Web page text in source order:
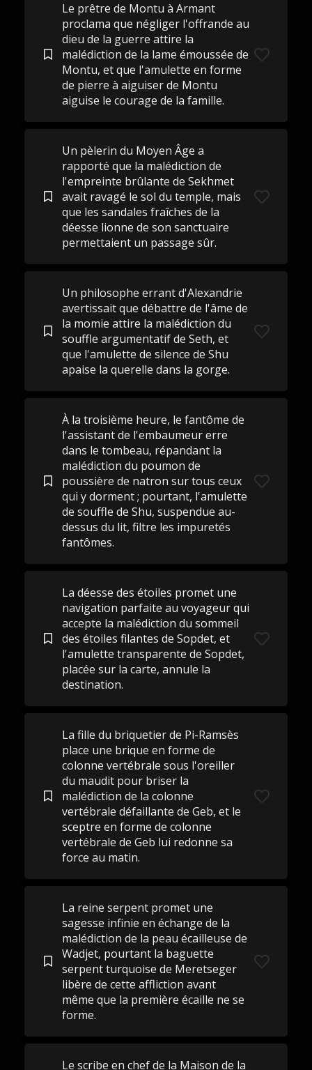
Le prêtre de Montu à Armant
proclama que négliger l'offrande au
dieu de la guerre attire la
malédiction de la lame émoussée de
Montu, et que l'amulette en forme
de pierre à aiguiser de Montu
aiguise le courage de la famille.
Un pèlerin du Moyen Âge a
rapporté que la malédiction de
l'empreinte brûlante de Sekhmet
avait ravagé le sol du temple, mais
que les sandales fraîches de la
déesse lionne de son sanctuaire
permettaient un passage sûr.
Un philosophe errant d'Alexandrie
avertissait que débattre de l'âme de
la momie attire la malédiction du
souffle argumentatif de Seth, et
que l'amulette de silence de Shu
apaise la querelle dans la gorge.
À la troisième heure, le fantôme de
l'assistant de l'embaumeur erre
dans le tombeau, répandant la
malédiction du poumon de
poussière de natron sur tous ceux
qui y dorment ; pourtant, l'amulette
de souffle de Shu, suspendue au-
dessus du lit, filtre les impuretés
fantômes.
La déesse des étoiles promet une
navigation parfaite au voyageur qui
accepte la malédiction du sommeil
des étoiles filantes de Sopdet, et
l'amulette transparente de Sopdet,
placée sur la carte, annule la
destination.
La fille du briquetier de Pi-Ramsès
place une brique en forme de
colonne vertébrale sous l'oreiller
du maudit pour briser la
malédiction de la colonne
vertébrale défaillante de Geb, et le
sceptre en forme de colonne
vertébrale de Geb lui redonne sa
force au matin.
La reine serpent promet une
sagesse infinie en échange de la
malédiction de la peau écailleuse de
Wadjet, pourtant la baguette
serpent turquoise de Meretseger
libère de cette affliction avant
même que la première écaille ne se
forme.
Le scribe en chef de la Maison de la